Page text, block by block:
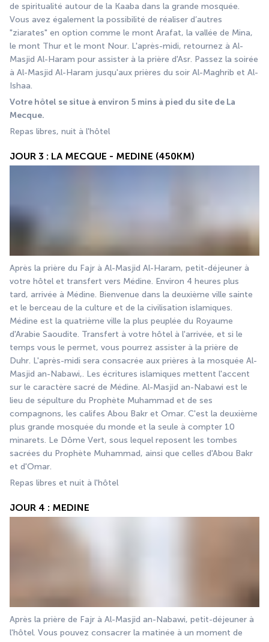
de spiritualité autour de la Kaaba dans la grande mosquée.
Vous avez également la possibilité de réaliser d’autres
"ziarates" en option comme le mont Arafat, la vallée de Mina,
le mont Thur et le mont Nour. L'après-midi, retournez à Al-
Masjid Al-Haram pour assister à la prière d'Asr. Passez la soirée
à Al-Masjid Al-Haram jusqu'aux prières du soir Al-Maghrib et Al-
Ishaa.
Votre hôtel se situe à environ 5 mins à pied du site de La
Mecque.
Repas libres, nuit à l'hôtel
JOUR 3 : LA MECQUE - MEDINE (450KM)
Après la prière du Fajr à Al-Masjid Al-Haram, petit-déjeuner à
votre hôtel et transfert vers Médine. Environ 4 heures plus
tard, arrivée à Médine. Bienvenue dans la deuxième ville sainte
et le berceau de la culture et de la civilisation islamiques.
Médine est la quatrième ville la plus peuplée du Royaume
d'Arabie Saoudite. Transfert à votre hôtel à l'arrivée, et si le
temps vous le permet, vous pourrez assister à la prière de
Duhr. L'après-midi sera consacrée aux prières à la mosquée Al-
Masjid an-Nabawi,. Les écritures islamiques mettent l'accent
sur le caractère sacré de Médine. Al-Masjid an-Nabawi est le
lieu de sépulture du Prophète Muhammad et de ses
compagnons, les califes Abou Bakr et Omar. C'est la deuxième
plus grande mosquée du monde et la seule à compter 10
minarets. Le Dôme Vert, sous lequel reposent les tombes
sacrées du Prophète Muhammad, ainsi que celles d'Abou Bakr
et d'Omar.
Repas libres et nuit à l'hôtel
JOUR 4 : MEDINE
Après la prière de Fajr à Al-Masjid an-Nabawi, petit-déjeuner à
l'hôtel. Vous pouvez consacrer la matinée à un moment de